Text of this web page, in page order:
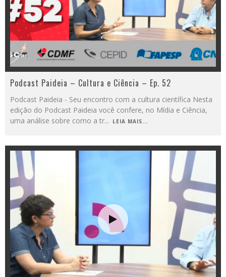
Podcast Paideia – Cultura e Ciência – Ep. 52
Podcast Paideia - Seu encontro com a cultura científica Nesta
edição do Podcast Paideia você confere, no Mídia e Ciência,
uma análise sobre como a tr... LEIA MAIS...